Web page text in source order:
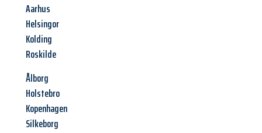
Aarhus
Helsingor
Kolding
Roskilde
Ålborg
Holstebro
Kopenhagen
Silkeborg